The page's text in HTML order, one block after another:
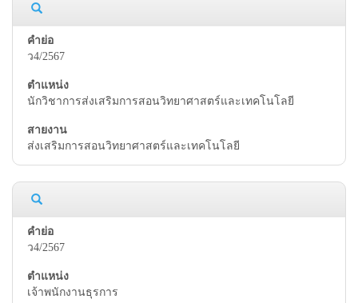
ว4/2567
นักวิชาการส่งเสริมการสอนวิทยาศาสตร์และเทคโนโลยี
ส่งเสริมการสอนวิทยาศาสตร์และเทคโนโลยี
ว4/2567
เจ้าพนักงานธุรการ